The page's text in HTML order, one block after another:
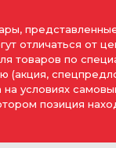
отличаться от
товаров по
(акция,
на условиях
позиция